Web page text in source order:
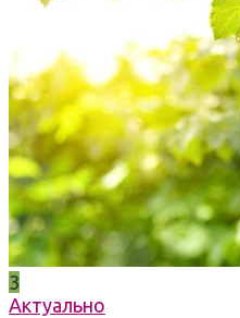
3
Актуально